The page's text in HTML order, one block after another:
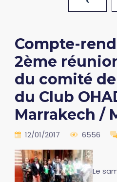
Compte-
2ème
du comité
du Club
Marrakech /
12/01/2017 6556
Le